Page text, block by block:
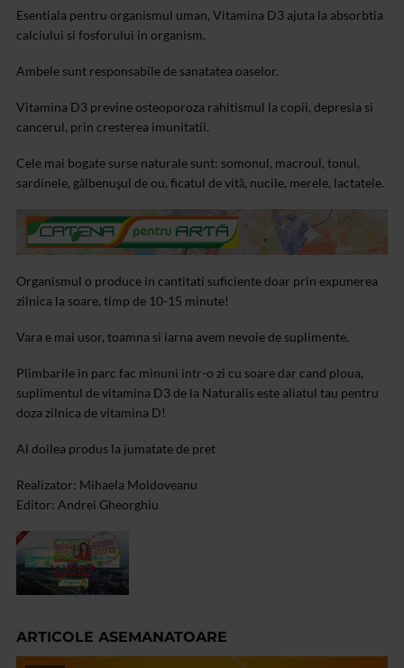
Esentiala pentru organismul uman, Vitamina D3 ajuta la absorbtia
calciului si fosforului in organism.
Ambele sunt responsabile de sanatatea oaselor.
Vitamina D3 previne osteoporoza rahitismul la copii, depresia si
cancerul, prin cresterea imunitatii.
Cele mai bogate surse naturale sunt: somonul, macroul, tonul,
sardinele, gălbenuşul de ou, ficatul de vită, nucile, merele, lactatele.
Organismul o produce in cantitati suficiente doar prin expunerea
zilnica la soare, timp de 10-15 minute!
Vara e mai usor, toamna si iarna avem nevoie de suplimente.
Plimbarile in parc fac minuni intr-o zi cu soare dar cand ploua,
suplimentul de vitamina D3 de la Naturalis este aliatul tau pentru
doza zilnica de vitamina D!
Al doilea produs la jumatate de pret
Realizator: Mihaela Moldoveanu
Editor: Andrei Gheorghiu
ARTICOLE ASEMANATOARE